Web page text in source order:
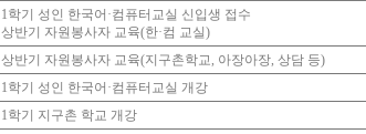
1학기 성인 한국어 ·컴퓨터교실 신입생 접수
상반기 자원봉사자 교육(한·컴 교실 )
상반기 자원봉사자 교육(지구촌학교, 아장아장, 상담 등)
1학기 성인 한국어 ·컴퓨터교실 개강
1학기 지구촌 학교 개강